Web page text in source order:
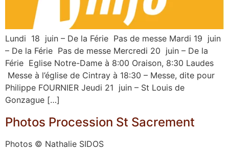
Lundi 18 juin – De la Férie Pas de messe Mardi 19 juin
– De la Férie Pas de messe Mercredi 20 juin – De la
Férie Eglise Notre-Dame à 8:00 Oraison, 8:30 Laudes
Messe à l’église de Cintray à 18:30 – Messe, dite pour
Philippe FOURNIER Jeudi 21 juin – St Louis de
Gonzague […]
Photos Procession St Sacrement
Photos © Nathalie SIDOS